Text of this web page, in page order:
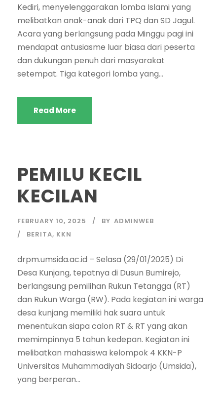
Kediri, menyelenggarakan lomba Islami yang
melibatkan anak-anak dari TPQ dan SD Jagul.
Acara yang berlangsung pada Minggu pagi ini
mendapat antusiasme luar biasa dari peserta
dan dukungan penuh dari masyarakat
setempat. Tiga kategori lomba yang...
Read More
PEMILU KECIL
KECILAN
FEBRUARY 10, 2025 BY ADMINWEB
BERITA, KKN
drpm.umsida.ac.id – Selasa (29/01/2025) Di
Desa Kunjang, tepatnya di Dusun Bumirejo,
berlangsung pemilihan Rukun Tetangga (RT)
dan Rukun Warga (RW). Pada kegiatan ini warga
desa kunjang memiliki hak suara untuk
menentukan siapa calon RT & RT yang akan
memimpinnya 5 tahun kedepan. Kegiatan ini
melibatkan mahasiswa kelompok 4 KKN-P
Universitas Muhammadiyah Sidoarjo (Umsida),
yang berperan...